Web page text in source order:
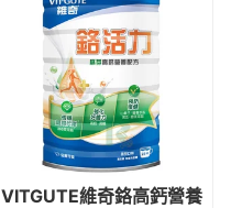
VITGUTE維奇鉻高鈣營養